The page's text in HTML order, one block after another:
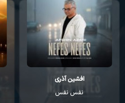
ایوان بند
خدارو داریم